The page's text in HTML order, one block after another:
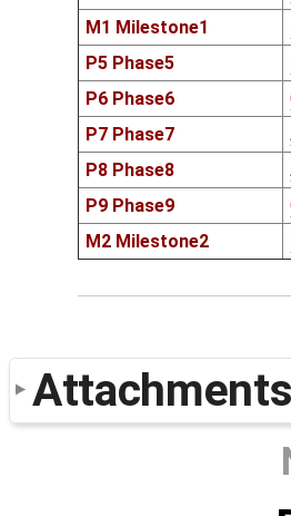
M1 Milestone1
P5 Phase5
P6 Phase6
P7 Phase7
P8 Phase8
P9 Phase9
M2 Milestone2
Attachments